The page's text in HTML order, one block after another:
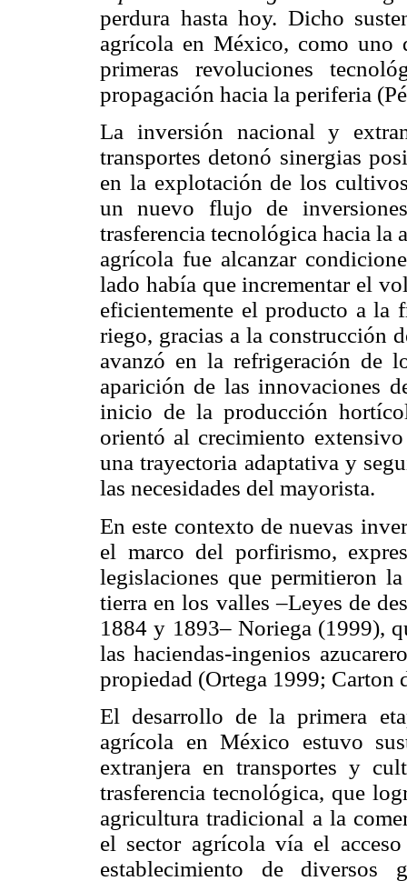
perdura hasta hoy. Dicho
agrícola en México, como uno
primeras revoluciones
propagación hacia la periferia
La inversión nacional y
transportes detonó sinergias
en la explotación de los
un nuevo flujo de
trasferencia tecnológica hacia
agrícola fue alcanzar
lado había que incrementar el
eficientemente el producto a la
riego, gracias a la construcción
avanzó en la refrigeración de
aparición de las innovaciones
inicio de la producción
orientó al crecimiento
una trayectoria adaptativa y
las necesidades del mayorista.
En este contexto de nuevas
el marco del porfirismo,
legislaciones que permitieron
tierra en los valles –Leyes de
1884 y 1893– Noriega (1999),
las haciendas-ingenios
propiedad (Ortega 1999;
El desarrollo de la primera
agrícola en México estuvo
extranjera en transportes y
trasferencia tecnológica, que
agricultura tradicional a la
el sector agrícola vía el
establecimiento de diversos